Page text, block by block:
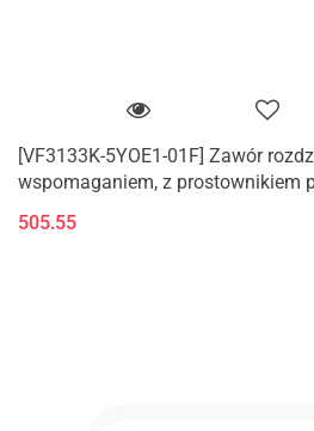
[VF3133K-5YOE1-01F] Zawór
wspomaganiem, z prostownikiem
505.55